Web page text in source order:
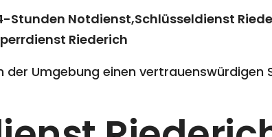
Stunden Notdienst,Schlüsseldienst
Riederich
der Umgebung einen vertrauenswürdigen